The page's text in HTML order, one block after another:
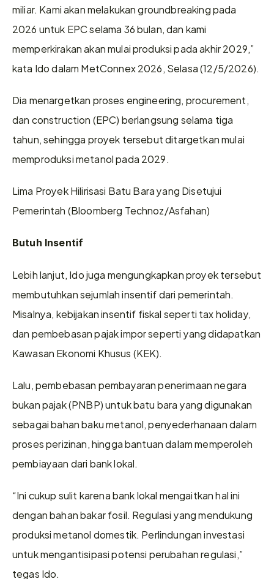
miliar. Kami akan melakukan groundbreaking pada
2026 untuk EPC selama 36 bulan, dan kami
memperkirakan akan mulai produksi pada akhir 2029,”
kata Ido dalam MetConnex 2026, Selasa (12/5/2026).
Dia menargetkan proses engineering, procurement,
dan construction (EPC) berlangsung selama tiga
tahun, sehingga proyek tersebut ditargetkan mulai
memproduksi metanol pada 2029.
Lima Proyek Hilirisasi Batu Bara yang Disetujui
Pemerintah (Bloomberg Technoz/Asfahan)
Butuh Insentif
Lebih lanjut, Ido juga mengungkapkan proyek tersebut
membutuhkan sejumlah insentif dari pemerintah.
Misalnya, kebijakan insentif fiskal seperti tax holiday,
dan pembebasan pajak impor seperti yang didapatkan
Kawasan Ekonomi Khusus (KEK).
Lalu, pembebasan pembayaran penerimaan negara
bukan pajak (PNBP) untuk batu bara yang digunakan
sebagai bahan baku metanol, penyederhanaan dalam
proses perizinan, hingga bantuan dalam memperoleh
pembiayaan dari bank lokal.
“Ini cukup sulit karena bank lokal mengaitkan hal ini
dengan bahan bakar fosil. Regulasi yang mendukung
produksi metanol domestik. Perlindungan investasi
untuk mengantisipasi potensi perubahan regulasi,”
tegas Ido.